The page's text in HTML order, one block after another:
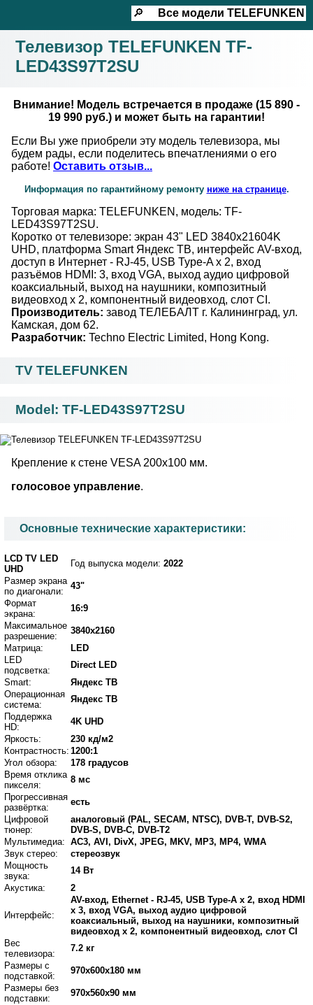
☰
🔎 Все модели TELEFUNKEN
Телевизор TELEFUNKEN TF-
LED43S97T2SU
Внимание! Модель встречается в продаже (15 890 -
19 990 руб.) и может быть на гарантии!
Если Вы уже приобрели эту модель телевизора, мы
будем рады, если поделитесь впечатлениями о его
работе! Оставить отзыв...
Информация по гарантийному ремонту ниже на странице.
Торговая марка: TELEFUNKEN, модель: TF-
LED43S97T2SU.
Коротко от телевизоре: экран 43" LED 3840x21604K
UHD, платформа Smart Яндекс ТВ, интерфейс AV-вход,
доступ в Интернет - RJ-45, USB Type-A x 2, вход
разъёмов HDMI: 3, вход VGA, выход аудио цифровой
коаксиальный, выход на наушники, композитный
видеовход x 2, компонентный видеовход, слот CI.
Производитель: завод ТЕЛЕБАЛТ г. Калининград, ул.
Камская, дом 62.
Разработчик: Techno Electric Limited, Hong Kong.
TV TELEFUNKEN
Model: TF-LED43S97T2SU
Крепление к стене VESA 200x100 мм.
голосовое управление.
Основные технические характеристики:
LCD TV LED
UHD
Год выпуска модели:2022
Размер экрана
по диагонали:
43"
Формат
экрана:
16:9
Максимальное
разрешение:
3840x2160
Матрица:
LED
LED
подсветка:
Direct LED
Smart:
Яндекс ТВ
Операционная
система:
Яндекс ТВ
Поддержка
HD:
4K UHD
Яркость:
230 кд/м2
Контрастность: 1200:1
Угол обзора:
178 градусов
Время отклика
пикселя:
8 мс
Прогрессивная
развёртка:
есть
Цифровой
тюнер:
аналоговый (PAL, SECAM, NTSC), DVB-T, DVB-S2,
DVB-S, DVB-C, DVB-T2
Мультимедиа:
AC3, AVI, DivX, JPEG, MKV, MP3, MP4, WMA
Звук стерео:
стереозвук
Мощность
звука:
14 Вт
Акустика:
2
Интерфейс:
AV-вход, Ethernet - RJ-45, USB Type-A x 2, вход HDMI
x 3, вход VGA, выход аудио цифровой
коаксиальный, выход на наушники, композитный
видеовход x 2, компонентный видеовход, слот CI
Вес
телевизора:
7.2 кг
Размеры с
подставкой:
970x600x180 мм
Размеры без
подставки:
970x560x90 мм